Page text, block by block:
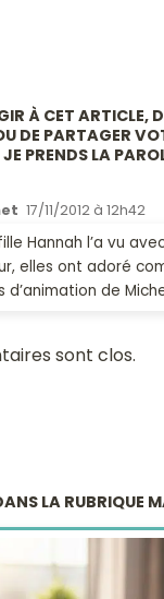
À CET ARTICLE,
DE PARTAGER
PRENDS LA
17/11/2012 à 12h42
Hannah l’a vu
elles ont adoré
d’animation de
sont clos.
LA RUBRIQUE